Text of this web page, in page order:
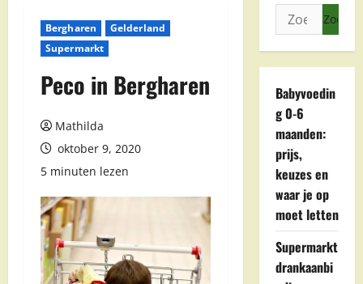
Bergharen
Gelderland
Supermarkt
Peco in Bergharen
Mathilda
oktober 9, 2020
5 minuten lezen
Zoeken
naar:
Babyvoedin
g 0-6
maanden:
prijs,
keuzes en
waar je op
moet letten
Supermarkt
drankaanbi